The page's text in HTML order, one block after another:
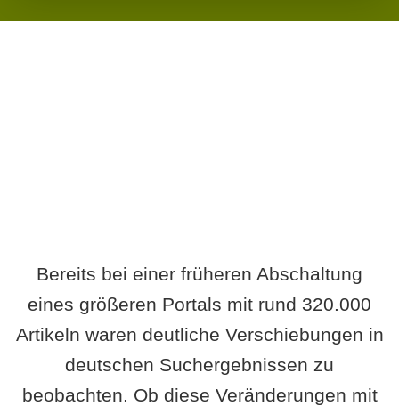
Bereits bei einer früheren Abschaltung
eines größeren Portals mit rund 320.000
Artikeln waren deutliche Verschiebungen in
deutschen Suchergebnissen zu
beobachten. Ob diese Veränderungen mit